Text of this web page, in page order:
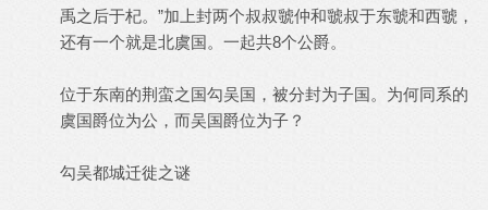
禹之后于杞。”加上封两个叔叔虢仲和虢叔于东虢和西虢，
还有一个就是北虞国。一起共8个公爵。
位于东南的荆蛮之国勾吴国，被分封为子国。为何同系的
虞国爵位为公，而吴国爵位为子？
勾吴都城迁徙之谜